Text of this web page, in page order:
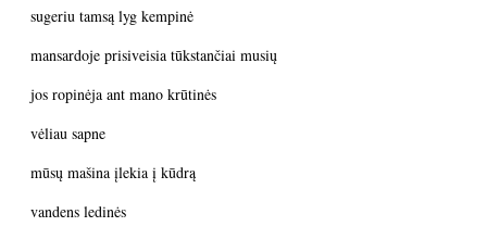
sugeriu tamsą lyg kempinė
mansardoje prisiveisia tūkstančiai musių
jos ropinėja ant mano krūtinės
vėliau sapne
mūsų mašina įlekia į kūdrą
vandens ledinės